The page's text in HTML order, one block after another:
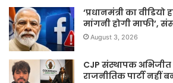
‘प्रधानमंत्री का
मांगनी होगी माफी’,
August 3, 2026
CJP संस्थापक
राजनीतिक पार्टी नहीं